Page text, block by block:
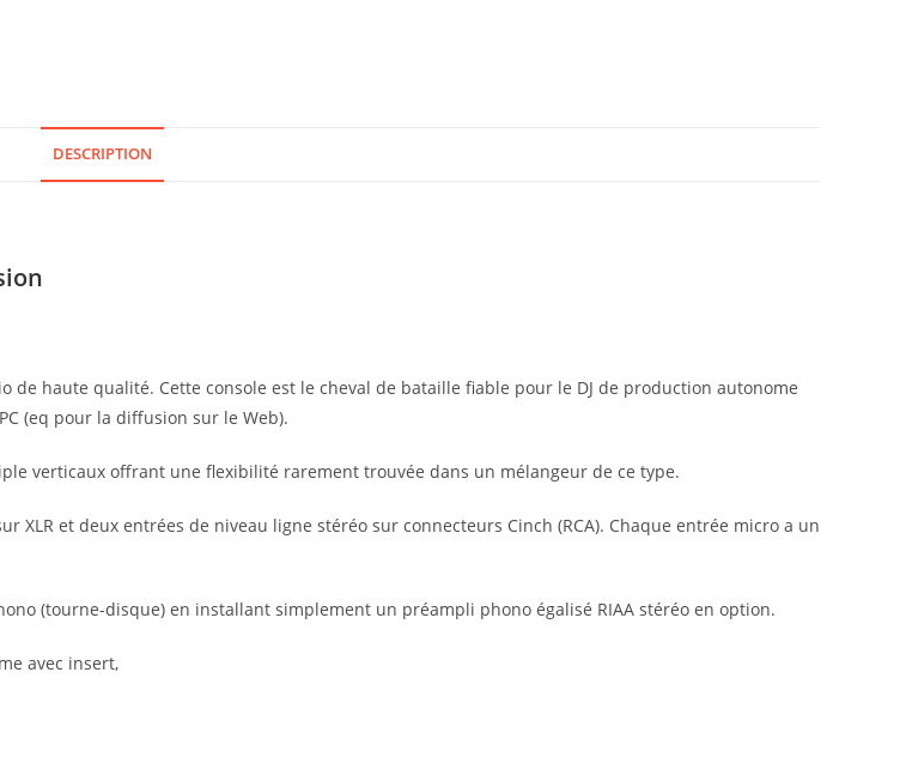
DESCRIPTION
de haute qualité. Cette console est le cheval de bataille fiable pour le DJ de production autonome
(eq pour la diffusion sur le Web).
verticaux offrant une flexibilité rarement trouvée dans un mélangeur de ce type.
XLR et deux entrées de niveau ligne stéréo sur connecteurs Cinch (RCA). Chaque entrée micro a un
(tourne-disque) en installant simplement un préampli phono égalisé RIAA stéréo en option.
avec insert,